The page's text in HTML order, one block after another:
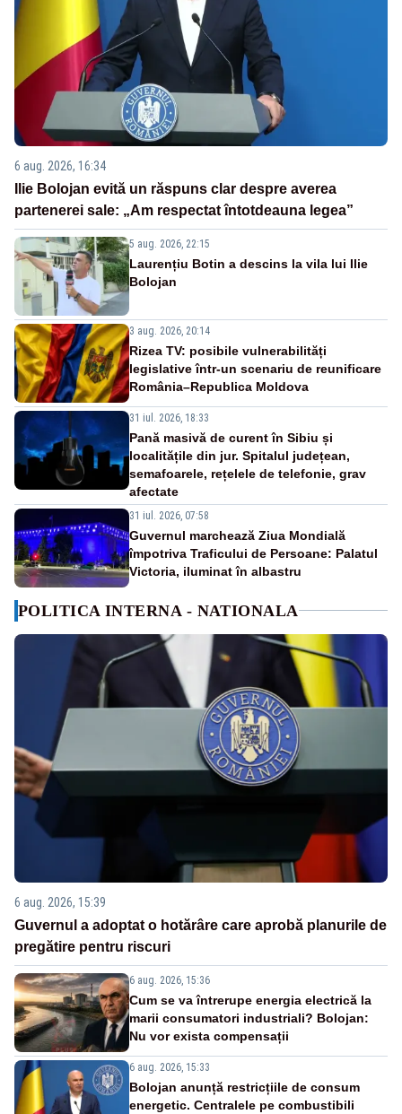
6 aug. 2026, 16:34
Ilie Bolojan evită un răspuns clar despre averea
partenerei sale: „Am respectat întotdeauna legea”
5 aug. 2026, 22:15
Laurențiu Botin a descins la vila lui Ilie
Bolojan
3 aug. 2026, 20:14
Rizea TV: posibile vulnerabilități
legislative într-un scenariu de reunificare
România–Republica Moldova
31 iul. 2026, 18:33
Pană masivă de curent în Sibiu și
localitățile din jur. Spitalul județean,
semafoarele, rețelele de telefonie, grav
afectate
31 iul. 2026, 07:58
Guvernul marchează Ziua Mondială
împotriva Traficului de Persoane: Palatul
Victoria, iluminat în albastru
POLITICA INTERNA - NATIONALA
6 aug. 2026, 15:39
Guvernul a adoptat o hotărâre care aprobă planurile de
pregătire pentru riscuri
6 aug. 2026, 15:36
Cum se va întrerupe energia electrică la
marii consumatori industriali? Bolojan:
Nu vor exista compensații
6 aug. 2026, 15:33
Bolojan anunță restricțiile de consum
energetic. Centralele pe combustibili